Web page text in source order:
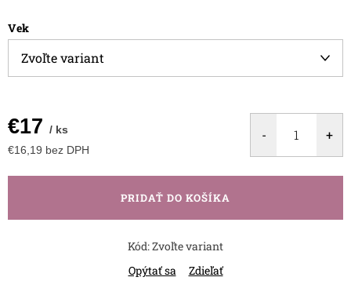
Vek
€17 / ks
€16,19 bez DPH
cena:
PRIDAŤ DO KOŠÍKA
Kód:Zvoľte variant
Opýtať sa
Zdieľať